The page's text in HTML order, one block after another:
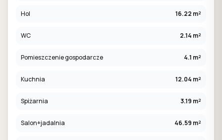
Hol 16.22 m²
WC 2.14 m²
Pomieszczenie gospodarcze 4.1 m²
Kuchnia 12.04 m²
Spiżarnia 3.19 m²
Salon+jadalnia 46.59 m²